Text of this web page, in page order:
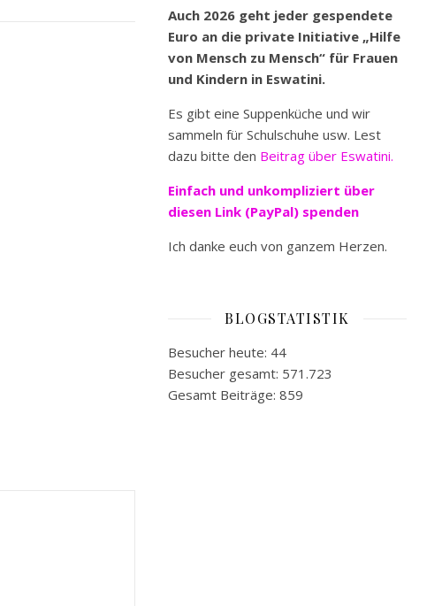
Auch 2026 geht jeder gespendete
Euro an die private Initiative „Hilfe
von Mensch zu Mensch“ für Frauen
und Kindern in Eswatini.
Es gibt eine Suppenküche und wir
sammeln für Schulschuhe usw. Lest
dazu bitte den Beitrag über Eswatini.
Einfach und unkompliziert über
diesen Link (PayPal) spenden
Ich danke euch von ganzem Herzen.
BLOGSTATISTIK
Besucher heute: 44
Besucher gesamt: 571.723
Gesamt Beiträge: 859